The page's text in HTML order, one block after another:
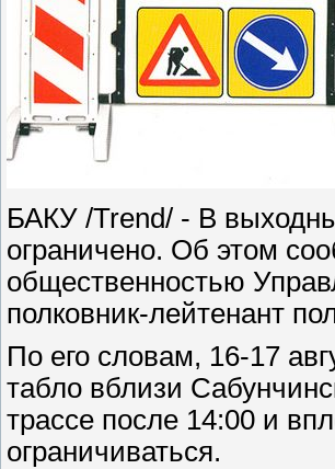
БАКУ /Trend/ - В
ограничено. Об этом
общественностью
полковник-лейтенант
По его словам, 16-17
табло вблизи
трассе после 14:00 и
ограничиваться.